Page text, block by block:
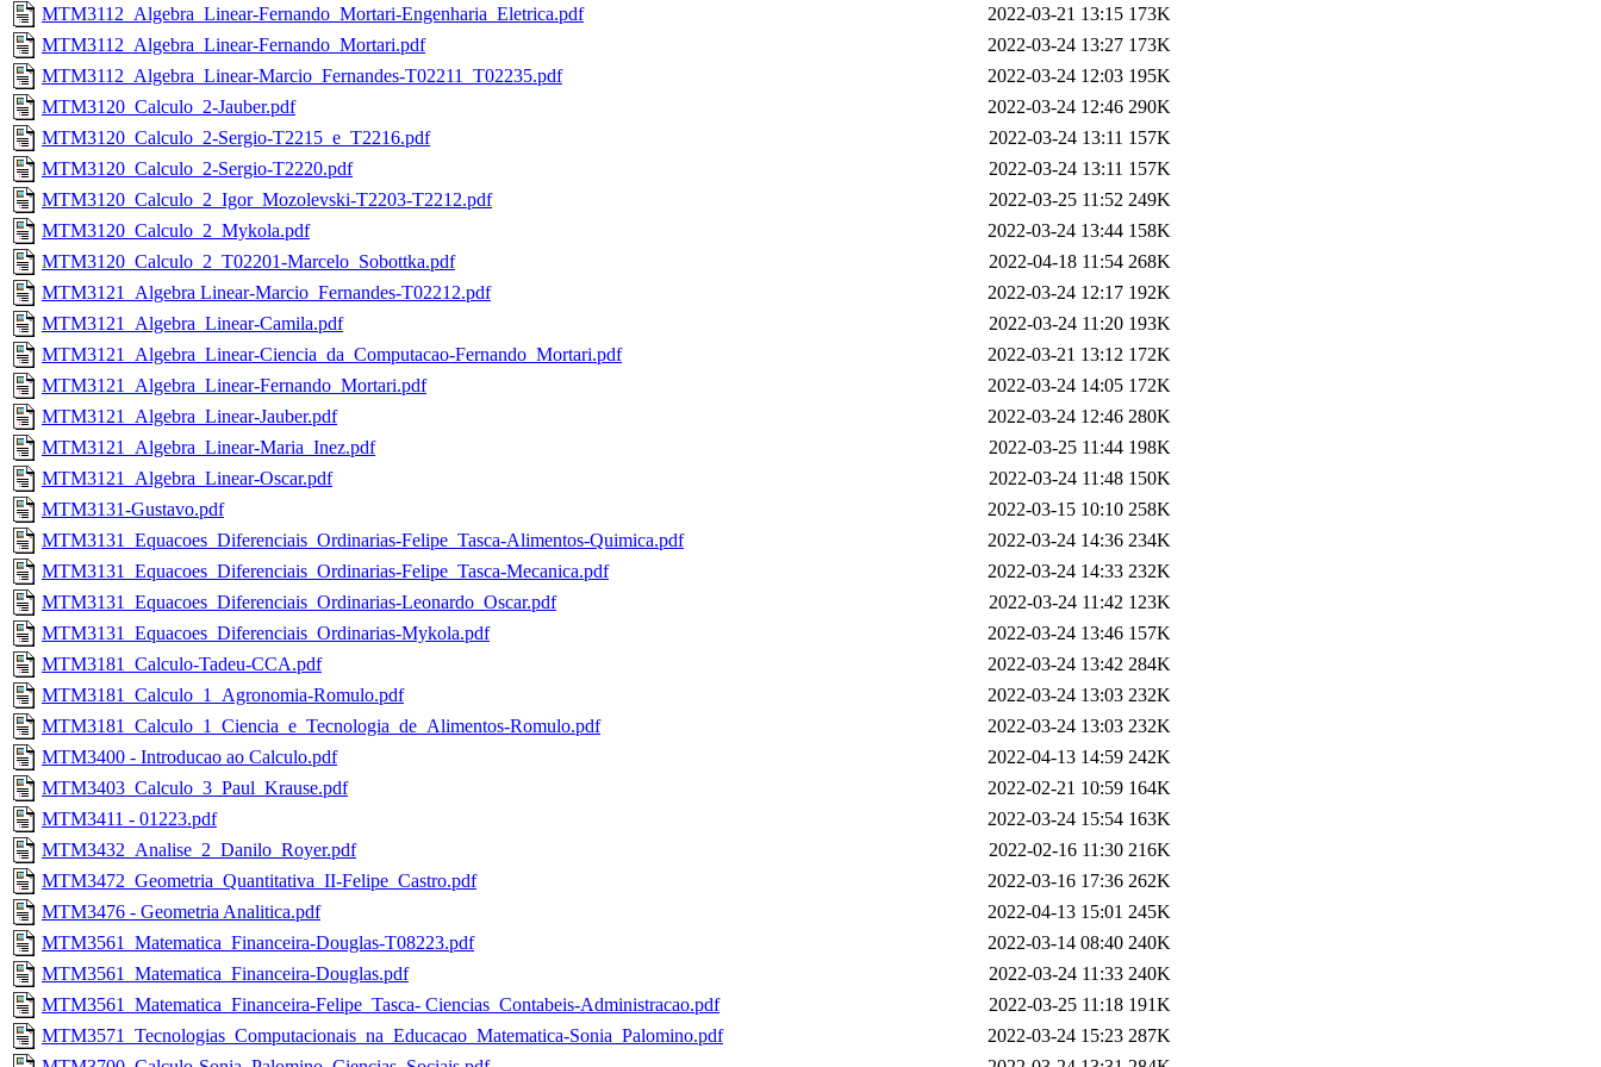
MTM3112_Algebra_Linear-Fernando_Mortari-Engenharia_Eletrica.pdf 2022-03-21 13:15 173K
MTM3112_Algebra_Linear-Fernando_Mortari.pdf
2022-03-24 13:27 173K
MTM3112_Algebra_Linear-Marcio_Fernandes-T02211_T02235.pdf
2022-03-24 12:03 195K
MTM3120_Calculo_2-Jauber.pdf
2022-03-24 12:46 290K
MTM3120_Calculo_2-Sergio-T2215_e_T2216.pdf
2022-03-24 13:11 157K
MTM3120_Calculo_2-Sergio-T2220.pdf
2022-03-24 13:11 157K
MTM3120_Calculo_2_Igor_Mozolevski-T2203-T2212.pdf
2022-03-25 11:52 249K
MTM3120_Calculo_2_Mykola.pdf
2022-03-24 13:44 158K
MTM3120_Calculo_2_T02201-Marcelo_Sobottka.pdf
2022-04-18 11:54 268K
MTM3121_Algebra Linear-Marcio_Fernandes-T02212.pdf
2022-03-24 12:17 192K
MTM3121_Algebra_Linear-Camila.pdf
2022-03-24 11:20 193K
MTM3121_Algebra_Linear-Ciencia_da_Computacao-Fernando_Mortari.pdf
2022-03-21 13:12 172K
MTM3121_Algebra_Linear-Fernando_Mortari.pdf
2022-03-24 14:05 172K
MTM3121_Algebra_Linear-Jauber.pdf
2022-03-24 12:46 280K
MTM3121_Algebra_Linear-Maria_Inez.pdf
2022-03-25 11:44 198K
MTM3121_Algebra_Linear-Oscar.pdf
2022-03-24 11:48 150K
MTM3131-Gustavo.pdf
2022-03-15 10:10 258K
MTM3131_Equacoes_Diferenciais_Ordinarias-Felipe_Tasca-Alimentos-Quimica.pdf
2022-03-24 14:36 234K
MTM3131_Equacoes_Diferenciais_Ordinarias-Felipe_Tasca-Mecanica.pdf
2022-03-24 14:33 232K
MTM3131_Equacoes_Diferenciais_Ordinarias-Leonardo_Oscar.pdf
2022-03-24 11:42 123K
MTM3131_Equacoes_Diferenciais_Ordinarias-Mykola.pdf
2022-03-24 13:46 157K
MTM3181_Calculo-Tadeu-CCA.pdf
2022-03-24 13:42 284K
MTM3181_Calculo_1_Agronomia-Romulo.pdf
2022-03-24 13:03 232K
MTM3181_Calculo_1_Ciencia_e_Tecnologia_de_Alimentos-Romulo.pdf
2022-03-24 13:03 232K
MTM3400 - Introducao ao Calculo.pdf
2022-04-13 14:59 242K
MTM3403_Calculo_3_Paul_Krause.pdf
2022-02-21 10:59 164K
MTM3411 - 01223.pdf
2022-03-24 15:54 163K
MTM3432_Analise_2_Danilo_Royer.pdf
2022-02-16 11:30 216K
MTM3472_Geometria_Quantitativa_II-Felipe_Castro.pdf
2022-03-16 17:36 262K
MTM3476 - Geometria Analitica.pdf
2022-04-13 15:01 245K
MTM3561_Matematica_Financeira-Douglas-T08223.pdf
2022-03-14 08:40 240K
MTM3561_Matematica_Financeira-Douglas.pdf
2022-03-24 11:33 240K
MTM3561_Matematica_Financeira-Felipe_Tasca- Ciencias_Contabeis-Administracao.pdf
2022-03-25 11:18 191K
MTM3571_Tecnologias_Computacionais_na_Educacao_Matematica-Sonia_Palomino.pdf
2022-03-24 15:23 287K